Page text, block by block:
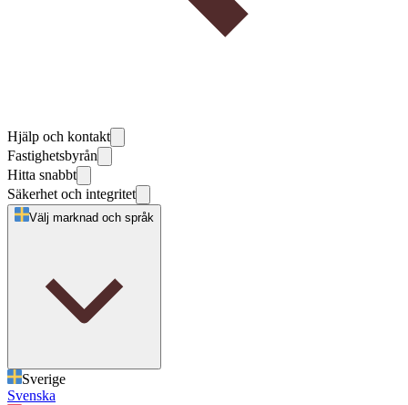
Hjälp och kontakt
Fastighetsbyrån
Hitta snabbt
Säkerhet och integritet
Välj marknad och språk
Sverige
Svenska